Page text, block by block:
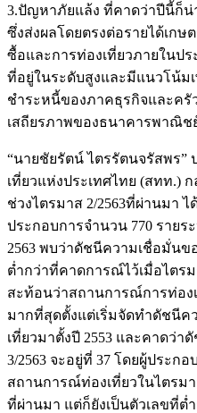
3.ปัญหาภัยแล้ง ที่คาดว่าปีนี้ก็น่
ซึ่งส่งผลโดยตรงต่อรายได้เกษ
ซื้อและการท่องเที่ยวภายในป
ที่อยู่ในระดับสูงและมีแนวโน้ม
ชำระหนี้ของภาคธุรกิจและครั
เสถียรภาพของธนาคารพาณิช
“นายชัยรัตน์ ไตรรัตนจรัสพร
เที่ยวแห่งประเทศไทย (สทท.)
ช่วงไตรมาส 2/2563ที่ผ่านมา
ประกอบการจำนวน 770 รายร
2563 พบว่าดัชนีความเชื่อมั่นข
ต่ำกว่าที่คาดการณ์ไว้เมื่อไตร
สะท้อนว่าสถานการณ์การท่อง
มากที่สุดตั้งแต่เริ่มจัดทำดัชนีค
เที่ยวมาตั้งปี 2553 และคาดว่
3/2563 จะอยู่ที่ 37 โดยผู้ประก
สถานการณ์ท่องเที่ยวในไตรม
ที่ผ่านมา แต่ก็ยังเป็นตัวเลขที่ต่